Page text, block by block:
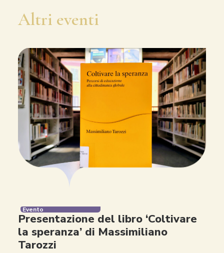
Altri eventi
Evento
Presentazione del libro ‘Coltivare
la speranza’ di Massimiliano
Tarozzi